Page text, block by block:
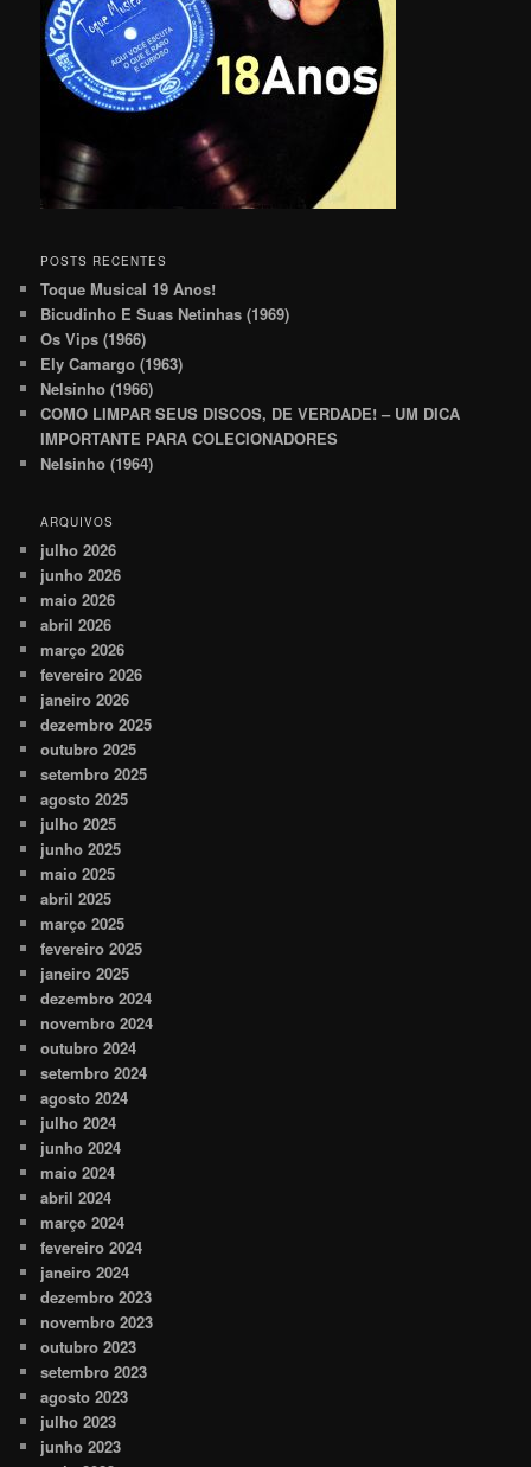
POSTS RECENTES
Toque Musical 19 Anos!
Bicudinho E Suas Netinhas (1969)
Os Vips (1966)
Ely Camargo (1963)
Nelsinho (1966)
COMO LIMPAR SEUS DISCOS, DE VERDADE! – UM DICA
IMPORTANTE PARA COLECIONADORES
Nelsinho (1964)
ARQUIVOS
julho 2026
junho 2026
maio 2026
abril 2026
março 2026
fevereiro 2026
janeiro 2026
dezembro 2025
outubro 2025
setembro 2025
agosto 2025
julho 2025
junho 2025
maio 2025
abril 2025
março 2025
fevereiro 2025
janeiro 2025
dezembro 2024
novembro 2024
outubro 2024
setembro 2024
agosto 2024
julho 2024
junho 2024
maio 2024
abril 2024
março 2024
fevereiro 2024
janeiro 2024
dezembro 2023
novembro 2023
outubro 2023
setembro 2023
agosto 2023
julho 2023
junho 2023